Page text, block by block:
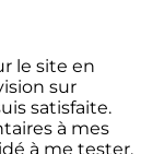
le site en
sur
satisfaite.
à mes
à me tester.